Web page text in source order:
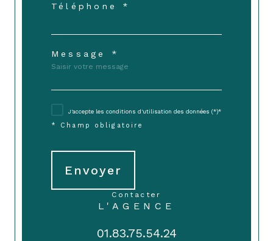
Téléphone *
Message *
J'accepte les conditions d'utilisation des données (*)*
* Champ obligatoire
Envoyer
contacter
L'AGENCE
01.83.75.54.24